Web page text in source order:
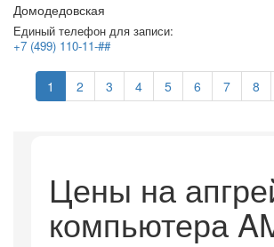
Домодедовская
Единый телефон для записи:
+7 (499) 110-11-##
1 2 3 4 5 6 7 8
Цены на
компьютера